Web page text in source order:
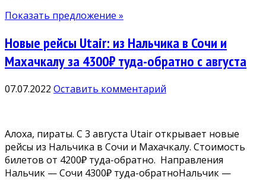
Показать предложение »
Новые рейсы Utair: из Нальчика в Сочи и
Махачкалу за 4300₽ туда-обратно с августа
07.07.2022 Оставить комментарий
Алоха, пираты. С 3 августа Utair открывает новые
рейсы из Нальчика в Сочи и Махачкалу. Стоимость
билетов от 4200₽ туда-обратно. Направления
Нальчик — Сочи 4300₽ туда-обратноНальчик —